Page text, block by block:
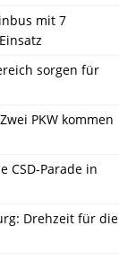
mit 7
sorgen für
PKW kommen
CSD-Parade in
Drehzeit für die